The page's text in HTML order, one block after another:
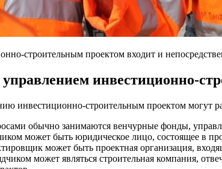
строительным проектом входит и
управлением инвестиционно-
инвестиционно-строительным проектом могут
обычно занимаются венчурные фонды,
может быть юридическое лицо, состоящее в
может быть проектная организация,
может являться строительная компания,